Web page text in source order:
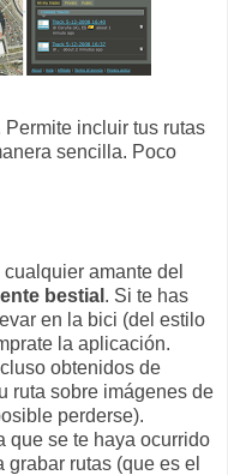
incluir tus rutas
sencilla. Poco
amante del
bestial . Si te has
en la bici (del estilo
la aplicación.
obtenidos de
ruta sobre imágenes de
perderse).
que se te haya ocurrido
rutas (que es el